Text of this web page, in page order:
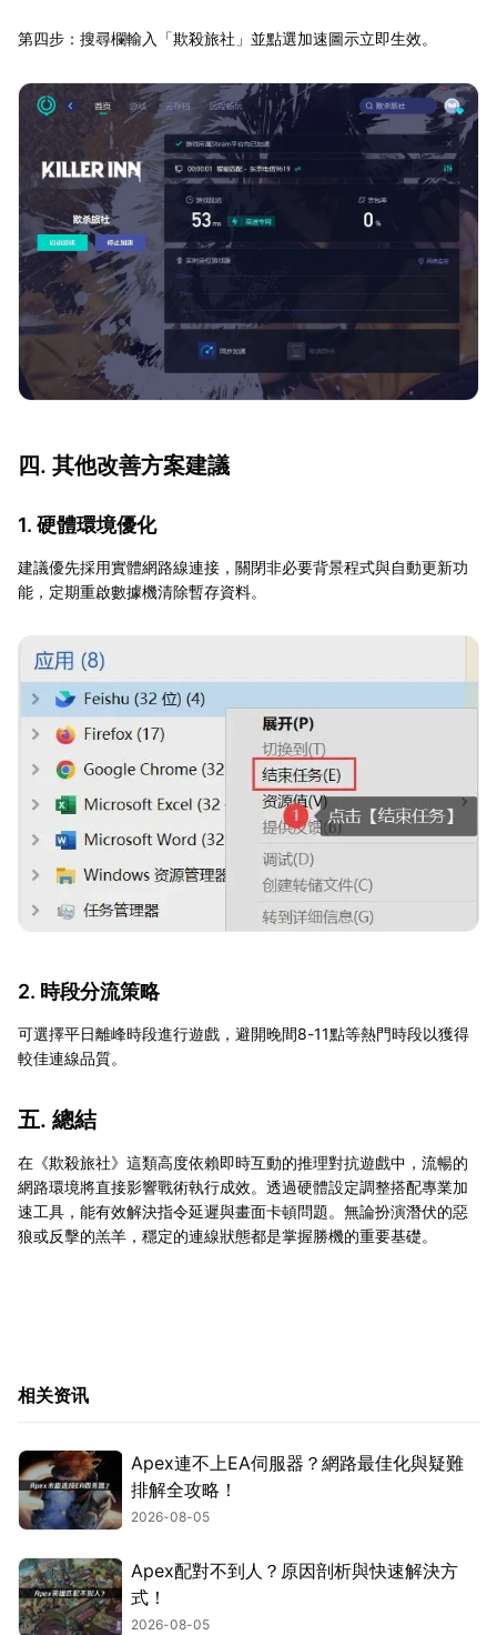
第四步：搜尋欄輸入「欺殺旅社」並點選加速圖示立即生效。
四. 其他改善方案建議
1. 硬體環境優化
建議優先採用實體網路線連接，關閉非必要背景程式與自動更新功
能，定期重啟數據機清除暫存資料。
2. 時段分流策略
可選擇平日離峰時段進行遊戲，避開晚間8-11點等熱門時段以獲得
較佳連線品質。
五. 總結
在《欺殺旅社》這類高度依賴即時互動的推理對抗遊戲中，流暢的
網路環境將直接影響戰術執行成效。透過硬體設定調整搭配專業加
速工具，能有效解決指令延遲與畫面卡頓問題。無論扮演潛伏的惡
狼或反擊的羔羊，穩定的連線狀態都是掌握勝機的重要基礎。
相关资讯
Apex連不上EA伺服器？網路最佳化與疑難
排解全攻略！
2026-08-05
Apex配對不到人？原因剖析與快速解決方
式！
2026-08-05